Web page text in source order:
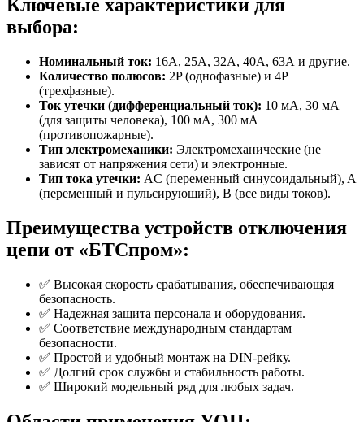
Ключевые характеристики для
выбора:
Номинальный ток: 16А, 25А, 32А, 40А, 63А и другие.
Количество полюсов: 2P (однофазные) и 4P
(трехфазные).
Ток утечки (дифференциальный ток): 10 мА, 30 мА
(для защиты человека), 100 мА, 300 мА
(противопожарные).
Тип электромеханики: Электромеханические (не
зависят от напряжения сети) и электронные.
Тип тока утечки: AC (переменный синусоидальный), A
(переменный и пульсирующий), B (все виды токов).
Преимущества устройств отключения
цепи от «БТСпром»:
✅ Высокая скорость срабатывания, обеспечивающая
безопасность.
✅ Надежная защита персонала и оборудования.
✅ Соответствие международным стандартам
безопасности.
✅ Простой и удобный монтаж на DIN-рейку.
✅ Долгий срок службы и стабильность работы.
✅ Широкий модельный ряд для любых задач.